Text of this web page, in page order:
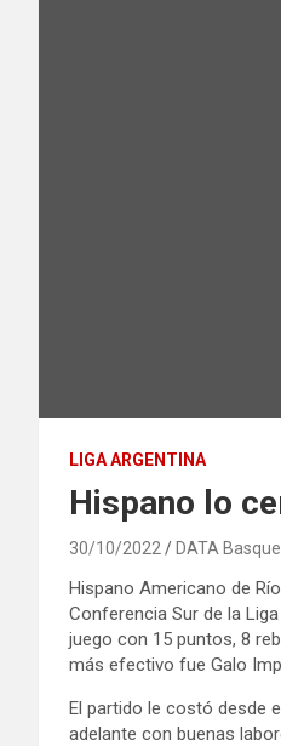
LIGA ARGENTINA
Hispano lo
30/10/2022 DATA
Hispano Americano de
Conferencia Sur de la
juego con 15 puntos, 8
más efectivo fue Galo
El partido le costó desde
adelante con buenas